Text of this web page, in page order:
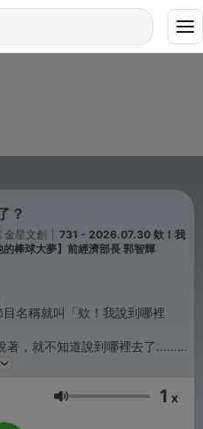
？
金星文創
731 - 2026.07.30 欸！我
棒球大夢】前經濟部長 郭智輝
名稱就叫「欸！我說到哪裡
著，就不知道說到哪裡去了......
Volume 1 x